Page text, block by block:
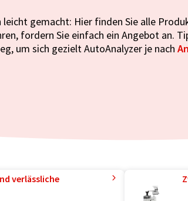
gemacht: Hier finden Sie alle
fordern Sie einfach ein Angebot an.
um sich gezielt AutoAnalyzer je nach
verlässliche